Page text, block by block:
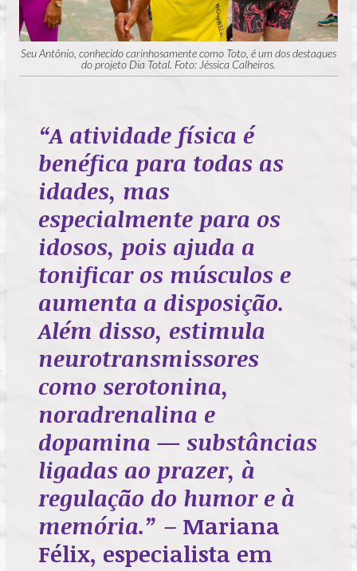
Seu Antônio, conhecido carinhosamente como Toto, é um dos destaques
do projeto Dia Total. Foto: Jéssica Calheiros.
“A atividade física é
benéfica para todas as
idades, mas
especialmente para os
idosos, pois ajuda a
tonificar os músculos e
aumenta a disposição.
Além disso, estimula
neurotransmissores
como serotonina,
noradrenalina e
dopamina — substâncias
ligadas ao prazer, à
regulação do humor e à
memória.” – Mariana
Félix, especialista em